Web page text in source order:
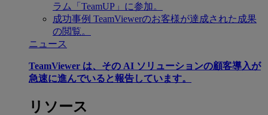
ラム「TeamUP」に参加。
成功事例 TeamViewerのお客様が達成された成果
の閲覧。
ニュース
TeamViewer は、その AI ソリューションの顧客導入が
急速に進んでいると報告しています。
リソース